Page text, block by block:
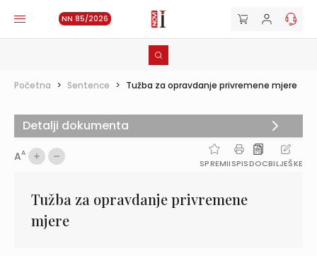
NN 85/2026
Početna > Sentence > Tužba za opravdanje privremene mjere
AA
SPREMIISPISDOCBILJEŠKE
Tužba za opravdanje privremene
mjere
Detalji dokumenta